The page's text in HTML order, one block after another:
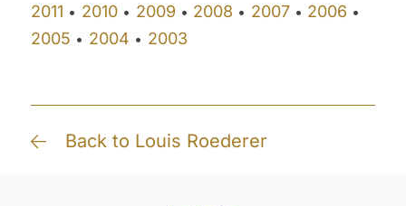
2011 • 2010• 2009 • 2008 • 2007• 2006 •
2005 • 2004 • 2003
Back to Louis Roederer